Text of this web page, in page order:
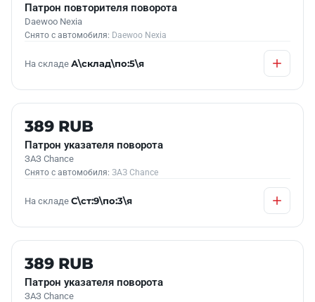
Патрон повторителя поворота
Daewoo Nexia
Снято с автомобиля: Daewoo Nexia
На складе А\склад\по:5\я
Б/У В НАЛИЧИИ
389 RUB
Патрон указателя поворота
ЗАЗ Chance
Снято с автомобиля: ЗАЗ Chance
На складе С\ст:9\по:3\я
Б/У В НАЛИЧИИ
389 RUB
Патрон указателя поворота
ЗАЗ Chance